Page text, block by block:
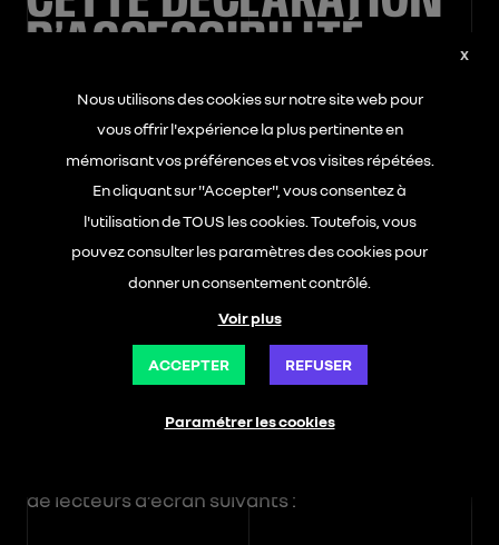
D’ACCESSIBILITÉ
Cette déclaration a été établie le 30/08/2023 et
mise à jour le 22/07/2024.
Technologies utilisées pour la réalisation du site
de lecteurs d’écran suivants :
X
Nous utilisons des cookies sur notre site web pour
vous offrir l'expérience la plus pertinente en
mémorisant vos préférences et vos visites répétées.
En cliquant sur "Accepter", vous consentez à
l'utilisation de TOUS les cookies. Toutefois, vous
pouvez consulter les paramètres des cookies pour
donner un consentement contrôlé.
Voir plus
ACCEPTER REFUSER
Paramétrer les cookies